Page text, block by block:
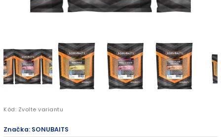
Kód: Zvolte variantu
Značka: SONUBAITS